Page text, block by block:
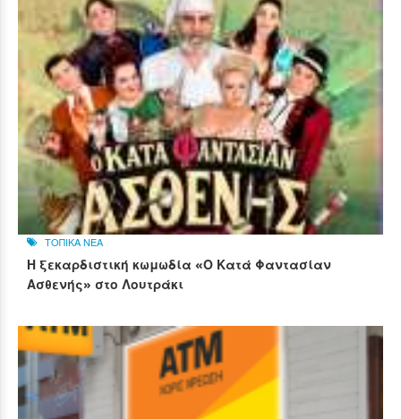
ΤΟΠΙΚΑ ΝΕΑ
Η ξεκαρδιστική κωμωδία «Ο Κατά Φαντασίαν
Ασθενής» στο Λουτράκι